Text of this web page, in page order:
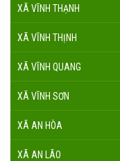
XÃ VĨNH THẠNH
XÃ VĨNH THỊNH
XÃ VĨNH QUANG
XÃ VĨNH SƠN
XÃ AN HÒA
XÃ AN LÃO